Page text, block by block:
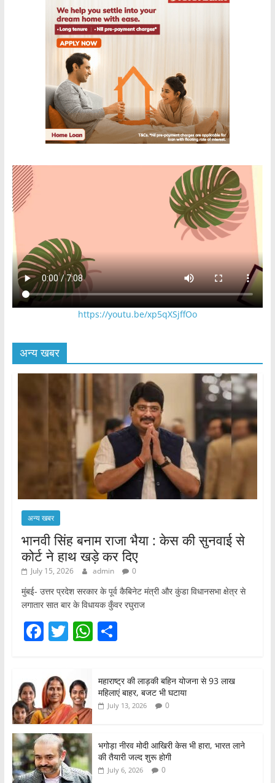
https://youtu.be/xp5qXSjffOo
अन्य खबर
अन्य खबर
भानवी सिंह बनाम राजा भैया : केस की सुनवाई से
कोर्ट ने हाथ खड़े कर दिए
July 15, 2026 admin 0
मुंबई- उत्तर प्रदेश सरकार के पूर्व कैबिनेट मंत्री और कुंडा विधानसभा क्षेत्र से
लगातार सात बार के विधायक कुँवर रघुराज
F
c
e
b
o
o
k
T
er
W
s
A
p
S
ar
e
महाराष्ट्र की लाड़की बहिन योजना से 93 लाख
महिलाएं बाहर, बजट भी घटाया
July 13, 2026 0
भगोड़ा नीरव मोदी आखिरी केस भी हारा, भारत लाने
की तैयारी जल्द शुरू होगी
July 6, 2026 0